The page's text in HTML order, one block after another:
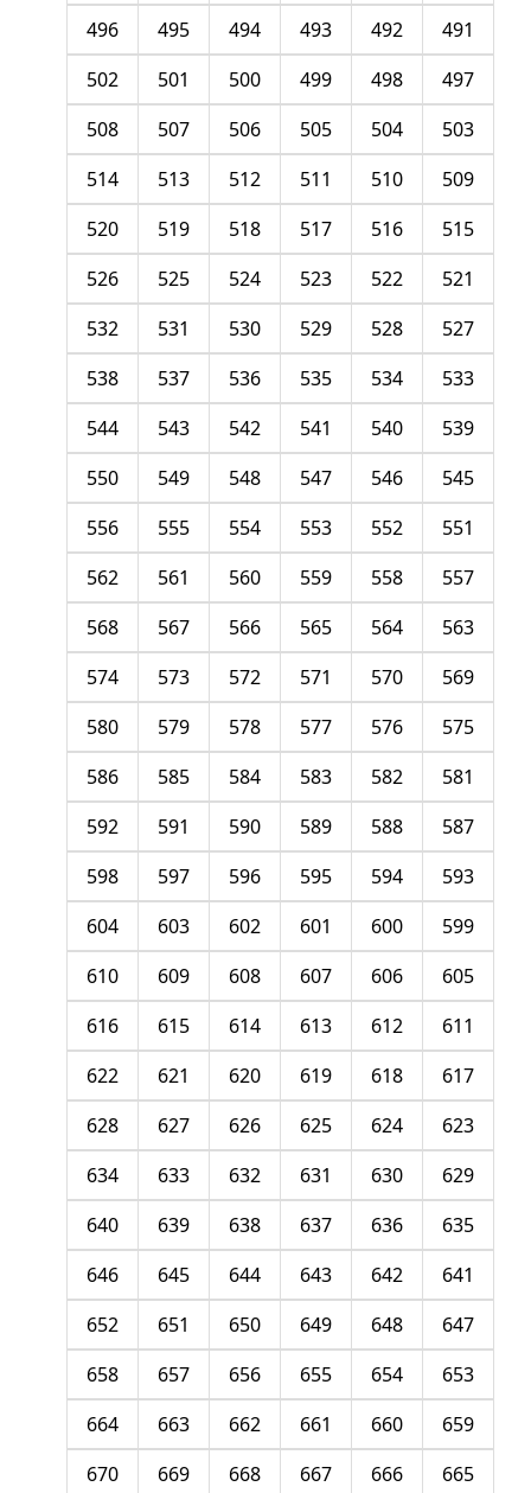
491
492
493
494
495
496
497
498
499
500
501
502
503
504
505
506
507
508
509
510
511
512
513
514
515
516
517
518
519
520
521
522
523
524
525
526
527
528
529
530
531
532
533
534
535
536
537
538
539
540
541
542
543
544
545
546
547
548
549
550
551
552
553
554
555
556
557
558
559
560
561
562
563
564
565
566
567
568
569
570
571
572
573
574
575
576
577
578
579
580
581
582
583
584
585
586
587
588
589
590
591
592
593
594
595
596
597
598
599
600
601
602
603
604
605
606
607
608
609
610
611
612
613
614
615
616
617
618
619
620
621
622
623
624
625
626
627
628
629
630
631
632
633
634
635
636
637
638
639
640
641
642
643
644
645
646
647
648
649
650
651
652
653
654
655
656
657
658
659
660
661
662
663
664
665
666
667
668
669
670